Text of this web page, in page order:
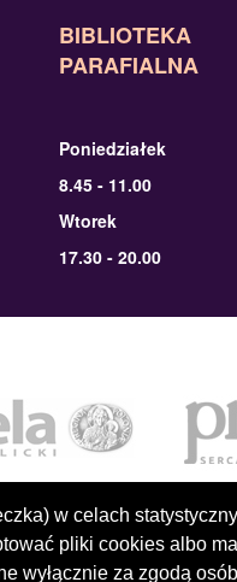
w celach
pliki cookies albo
wyłącznie za zgodą
BIBLIOTEKA
PARAFIALNA
Poniedziałek
8.45 - 11.00
Wtorek
17.30 - 20.00